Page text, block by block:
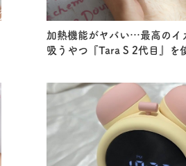
加熱機能がヤバい…最高のイ
吸うやつ『Tara S 2代目』を